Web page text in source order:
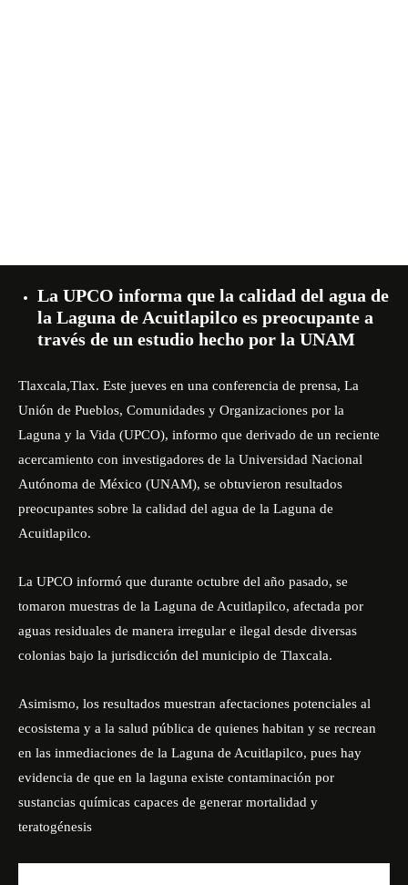
La UPCO informa que la calidad del agua de
la Laguna de Acuitlapilco es preocupante a
través de un estudio hecho por la UNAM
Tlaxcala,Tlax. Este jueves en una conferencia de prensa, La
Unión de Pueblos, Comunidades y Organizaciones por la
Laguna y la Vida (UPCO), informo que derivado de un reciente
acercamiento con investigadores de la Universidad Nacional
Autónoma de México (UNAM), se obtuvieron resultados
preocupantes sobre la calidad del agua de la Laguna de
Acuitlapilco.
La UPCO informó que durante octubre del año pasado, se
tomaron muestras de la Laguna de Acuitlapilco, afectada por
aguas residuales de manera irregular e ilegal desde diversas
colonias bajo la jurisdicción del municipio de Tlaxcala.
Asimismo, los resultados muestran afectaciones potenciales al
ecosistema y a la salud pública de quienes habitan y se recrean
en las inmediaciones de la Laguna de Acuitlapilco, pues hay
evidencia de que en la laguna existe contaminación por
sustancias químicas capaces de generar mortalidad y
teratogénesis